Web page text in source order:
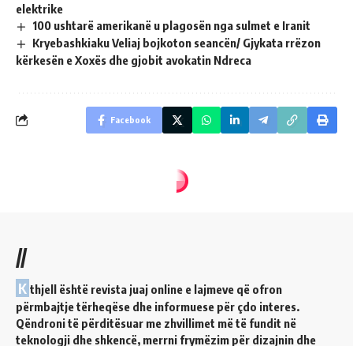
elektrike
100 ushtarë amerikanë u plagosën nga sulmet e Iranit
Kryebashkiaku Veliaj bojkoton seancën/ Gjykata rrëzon
kërkesën e Xoxës dhe gjobit avokatin Ndreca
Facebook
//
K thjell është revista juaj online e lajmeve që ofron
përmbajtje tërheqëse dhe informuese për çdo interes.
Qëndroni të përditësuar me zhvillimet më të fundit në
teknologji dhe shkencë, merrni frymëzim për dizajnin dhe